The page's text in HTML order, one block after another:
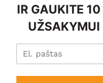
IR GAUKITE
UŽSAKYMUI